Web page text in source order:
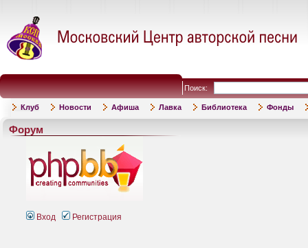
Поиск:
Клуб Новости Афиша Лавка Библиотека Фонды
Форум
Вход Регистрация